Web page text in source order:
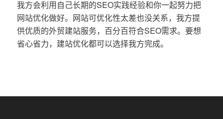
我方会利用自己长期的SEO实践经验和你一起努力把
网站优化做好。网站可优化性太差也没关系，我方提
供优质的外贸建站服务，百分百符合SEO需求。要想
省心省力，建站优化都可以选择我方完成。